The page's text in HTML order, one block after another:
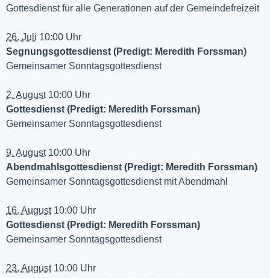
Gottesdienst für alle Generationen auf der Gemeindefreizeit
26. Juli 10:00 Uhr
Segnungsgottesdienst (Predigt: Meredith Forssman)
Gemeinsamer Sonntagsgottesdienst
2. August10:00 Uhr
Gottesdienst (Predigt: Meredith Forssman)
Gemeinsamer Sonntagsgottesdienst
9. August10:00 Uhr
Abendmahlsgottesdienst (Predigt: Meredith Forssman)
Gemeinsamer Sonntagsgottesdienst mit Abendmahl
16. August10:00 Uhr
Gottesdienst (Predigt: Meredith Forssman)
Gemeinsamer Sonntagsgottesdienst
23. August10:00 Uhr